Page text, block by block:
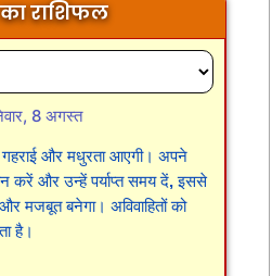
राशिफल
8 अगस्त
और मधुरता आएगी। अपने
करें और उन्हें पर्याप्त समय दें, इससे
मजबूत बनेगा। अविवाहितों को
है।